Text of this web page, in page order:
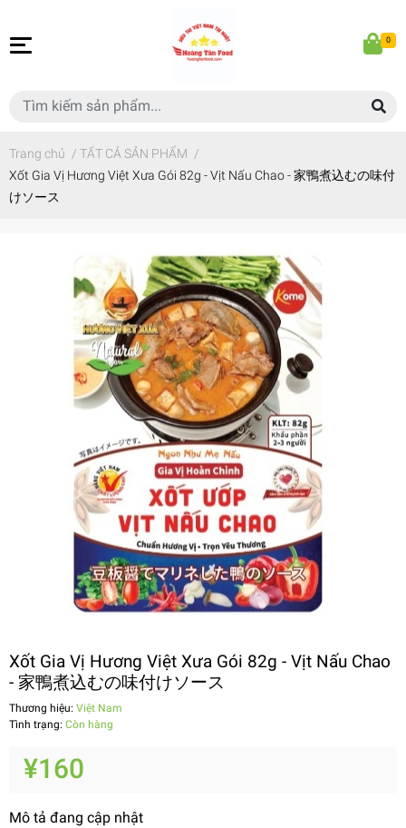
0
Trang chủ / TẤT CẢ SẢN PHẨM /
Xốt Gia Vị Hương Việt Xưa Gói 82g - Vịt Nấu Chao - 家鴨煮込むの味付
けソース
Xốt Gia Vị Hương Việt Xưa Gói 82g - Vịt Nấu Chao
- 家鴨煮込むの味付けソース
Thương hiệu: Việt Nam
Tình trạng: Còn hàng
¥160
Mô tả đang cập nhật